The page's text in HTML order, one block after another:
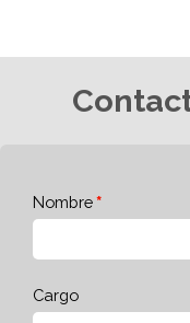
Nombre
Cargo